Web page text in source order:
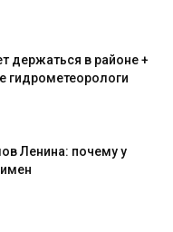
держаться в районе +
гидрометеорологи
Ленина: почему у